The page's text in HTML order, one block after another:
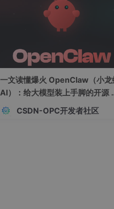
补全
PNG，≤2MB，上传后立即显
导入TestRail）：
操作步骤
上传1.5MB PNG文件
上传3MB JPG文件
一文读懂爆火 OpenClaw（小龙
AI）：给大模型装上手脚的开源
智能体框架
CSDN-OPC开发者社区